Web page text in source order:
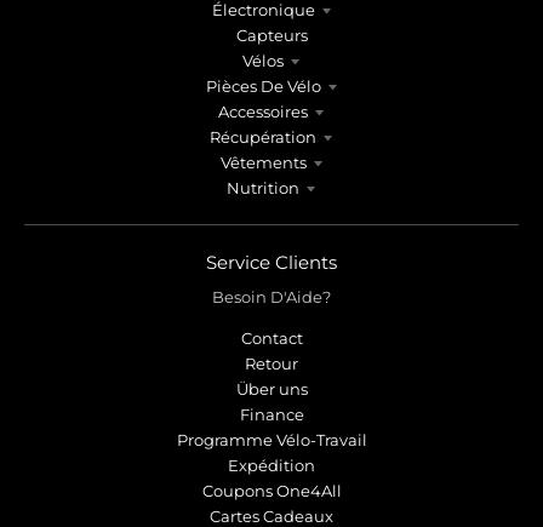
Électronique
Capteurs
Vélos
Pièces De Vélo
Accessoires
Récupération
Vêtements
Nutrition
Service Clients
Besoin D'Aide?
Contact
Retour
Über uns
Finance
Programme Vélo-Travail
Expédition
Coupons One4All
Cartes Cadeaux